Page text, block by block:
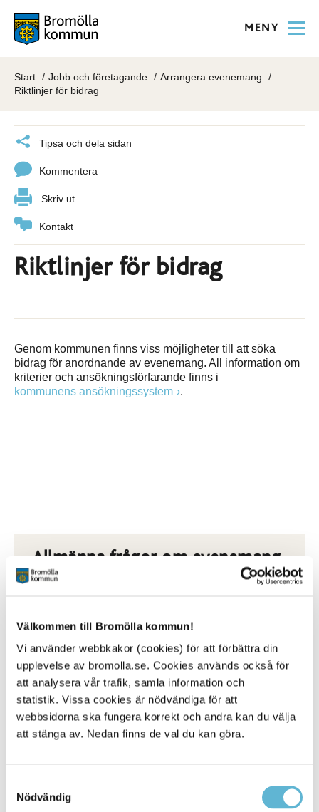
Välkommen till Bromölla kommun!
Vi använder webbkakor (cookies) för att förbättra din
upplevelse av bromolla.se. Cookies används också för
att analysera vår trafik, samla information och
statistik. Vissa cookies är nödvändiga för att
webbsidorna ska fungera korrekt och andra kan du välja
att stänga av. Nedan finns de val du kan göra.
Nödvändig
MENY
Start Jobb och företagande
Arrangera evenemang
Riktlinjer för bidrag
Tipsa och dela sidan
Kommentera
Skriv ut
Kontakt
Riktlinjer för bidrag
Genom kommunen finns viss möjligheter till att söka
bidrag för anordnande av evenemang. All information om
kriterier och ansökningsförfarande finns i
kommunens ansökningssystem
.
Allmänna frågor om evenemang
Mikael Persson
mikael.persson@bromolla.se
Sidan senast uppdaterad:den 3 April 2025